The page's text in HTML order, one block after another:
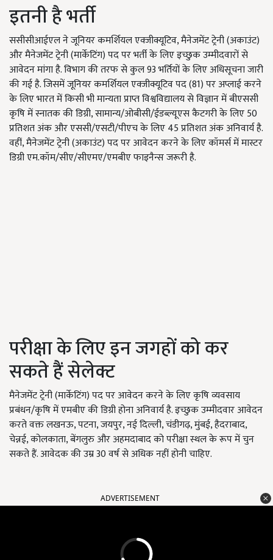
इतनी है भर्ती
ससीसीआईएल ने जूनियर कमर्शियल एक्जीक्यूटिव, मैनेजमेंट ट्रेनी (अकाउंट)
और मैनेजमेंट ट्रेनी (मार्केटिंग) पद पर भर्ती के लिए इच्छुक उम्मीदवारों से
आवेदन मांगा है. विभाग की तरफ से कुल 93 भर्तियों के लिए अधिसूचना जारी
की गई है. जिसमें जूनियर कमर्शियल एक्जीक्यूटिव पद (81) पर अप्लाई करने
के लिए भारत में किसी भी मान्यता प्राप्त विश्वविद्यालय से विज्ञान में बीएससी
कृषि में स्नातक की डिग्री, सामान्य/ओबीसी/ईडब्ल्यूएस कैटगरी के लिए 50
प्रतिशत अंक और एससी/एसटी/पीएच के लिए 45 प्रतिशत अंक अनिवार्य है.
वहीं, मैनेजमेंट ट्रेनी (अकाउंट) पद पर आवेदन करने के लिए कॉमर्स में मास्टर
डिग्री एम.कॉम/सीए/सीएमए/एमबीए फाइनैन्स जरूरी है.
परीक्षा के लिए इन जगहों को कर
सकते हैं सेलेक्ट
मैनेजमेंट ट्रेनी (मार्केटिंग) पद पर आवेदन करने के लिए कृषि व्यवसाय
प्रबंधन/कृषि में एमबीए की डिग्री होना अनिवार्य है. इच्छुक उम्मीदवार आवेदन
करते वक्त लखनऊ, पटना, जयपुर, नई दिल्ली, चंडीगढ़, मुंबई, हैदराबाद,
चेन्नई, कोलकाता, बेंगलुरु और अहमदाबाद को परीक्षा स्थल के रूप में चुन
सकते हैं. आवेदक की उम्र 30 वर्ष से अधिक नहीं होनी चाहिए.
ADVERTISEMENT